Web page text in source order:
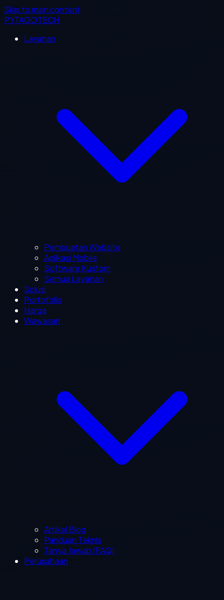
Skip to main content
PYTAGOTECH
Layanan
Pembuatan Website
Aplikasi Mobile
Software Kustom
Semua Layanan
Solusi
Portofolio
Harga
Wawasan
Artikel Blog
Panduan Teknis
Tanya Jawab (FAQ)
Perusahaan